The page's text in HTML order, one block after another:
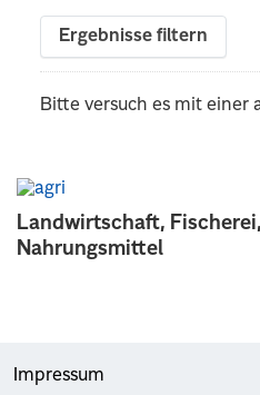
Landwirtschaft,
Nahrungsmittel
Ergebnisse filtern
Bitte versuch es mit einer
Impressum